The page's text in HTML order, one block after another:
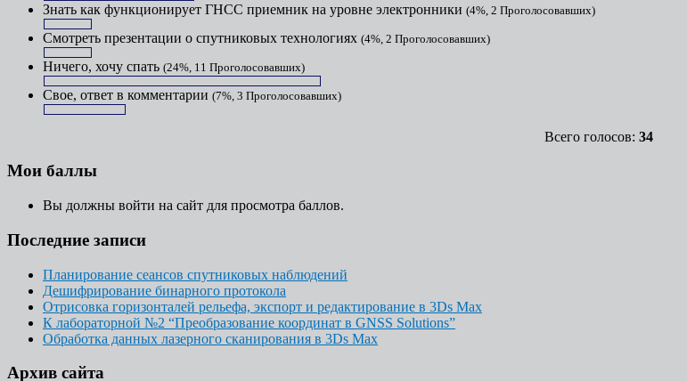
Знать как функционирует ГНСС приемник на уровне электронники (4%, 2 Проголосовавших)
Смотреть презентации о спутниковых технологиях (4%, 2 Проголосовавших)
Ничего, хочу спать (24%, 11 Проголосовавших)
Свое, ответ в комментарии (7%, 3 Проголосовавших)
Всего голосов: 34
Мои баллы
Вы должны войти на сайт для просмотра баллов.
Последние записи
Планирование сеансов спутниковых наблюдений
Дешифрирование бинарного протокола
Отрисовка горизонталей рельефа, экспорт и редактирование в 3Ds Max
К лабораторной №2 “Преобразование координат в GNSS Solutions”
Обработка данных лазерного сканирования в 3Ds Max
Архив сайта